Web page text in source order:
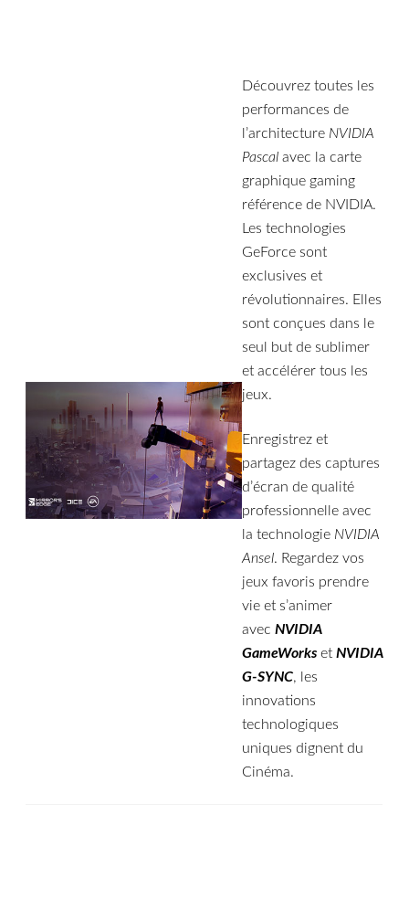
Découvrez toutes les
performances de
l’architecture NVIDIA
Pascal avec la carte
graphique gaming
référence de NVIDIA.
Les technologies
GeForce sont
exclusives et
révolutionnaires. Elles
sont conçues dans le
seul but de sublimer
et accélérer tous les
jeux.
Enregistrez et
partagez des captures
d’écran de qualité
professionnelle avec
la technologie NVIDIA
Ansel. Regardez vos
jeux favoris prendre
vie et s’animer
avecNVIDIA
GameWorks etNVIDIA
G-SYNC, les
innovations
technologiques
uniques dignent du
Cinéma.